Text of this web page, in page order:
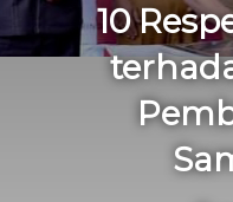
10